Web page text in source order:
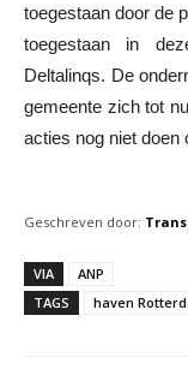
toegestaan door de
toegestaan in
Deltalinqs. De
gemeente zich tot
acties nog niet doen
Geschreven door:
VIA
ANP
TAGS
haven